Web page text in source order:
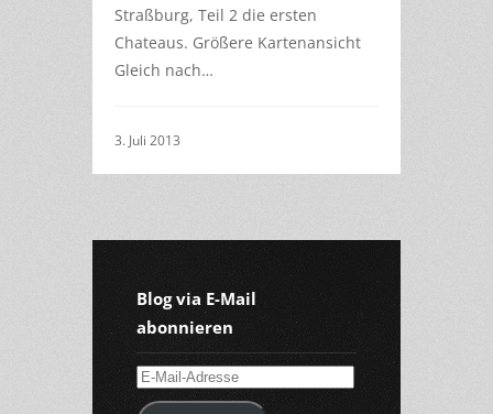
Straßburg, Teil 2 die ersten
Chateaus. Größere Kartenansicht
Gleich nach…
3. Juli 2013
Blog via E-Mail
abonnieren
E-
Mail-